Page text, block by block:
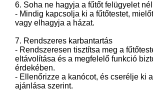
6. Soha ne hagyja a fűtőt felügyelet
- Mindig kapcsolja ki a fűtőtestet,
vagy elhagyja a házat.
7. Rendszeres karbantartás
- Rendszeresen tisztítsa meg a
eltávolítása és a megfelelő funkció
érdekében.
- Ellenőrizze a kanócot, és cserélje ki
ajánlása szerint.